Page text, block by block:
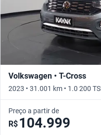
Volkswagen • T-Cross
2023 • 31.001 km • 1.0 200
Preço a partir de
R$ 104.999